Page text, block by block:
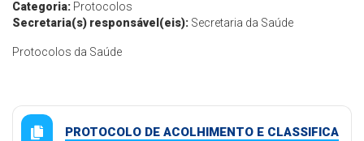
Categoria: Protocolos
Secretaria(s) responsável(eis): Secretaria da Saúde
Protocolos da Saúde
PROTOCOLO DE ACOLHIMENTO E CLASSIFICA